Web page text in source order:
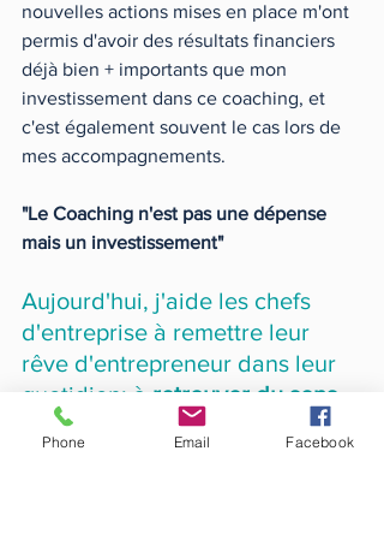
nouvelles actions mises en place m'ont
permis d'avoir des résultats financiers
déjà bien + importants que mon
investissement dans ce coaching, et
c'est également souvent le cas lors de
mes accompagnements.
"Le Coaching n'est pas une dépense
mais un investissement"
Aujourd'hui, j'aide les chefs
d'entreprise à remettre leur
rêve d'entrepreneur dans leur
quotidien; à retrouver du sens
de la
confiance et de la
sérénité
en développant leur
Phone Email Facebook